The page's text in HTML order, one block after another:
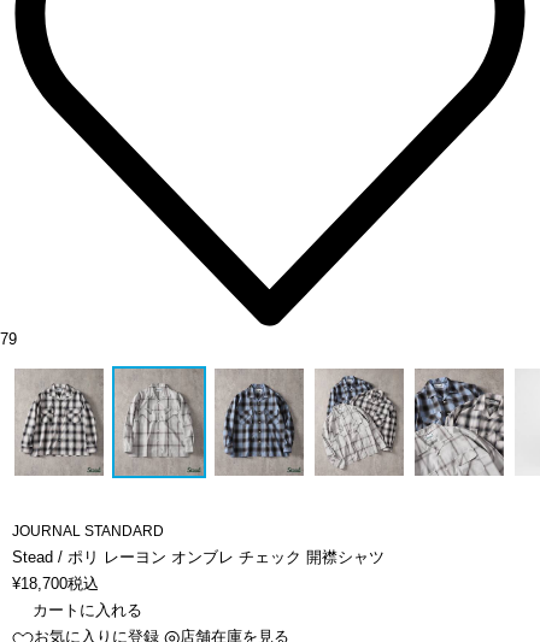
79
JOURNAL STANDARD
Stead / ポリ レーヨン オンブレ チェック 開襟シャツ
¥18,700税込
カートに入れる
お気に入りに登録
店舗在庫を見る